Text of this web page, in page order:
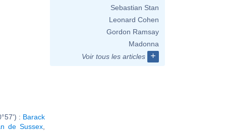
: Barack
de Sussex
Sebastian Stan
Leonard Cohen
Gordon Ramsay
Madonna
Voir tous les articles
+